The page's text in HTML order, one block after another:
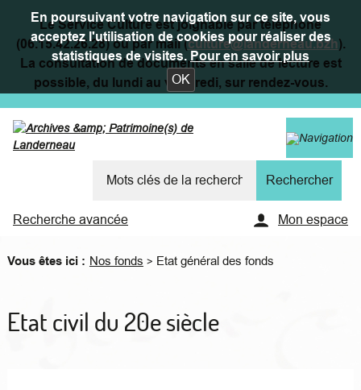
En poursuivant votre navigation sur ce site, vous
acceptez l'utilisation de cookies pour réaliser des
statistiques de visites.Pour en savoir plus
OK
Le Service Culture est joignable par téléphone
(06.15.42.26.28) ou par mail (culture@landerneau.bzh).
La consultation de documents en salle de lecture est
possible, du lundi au vendredi, sur rendez-vous.
Recherche avancée Mon espace
Vous êtes ici : Nos fonds > Etat général des fonds
Etat civil du 20e siècle